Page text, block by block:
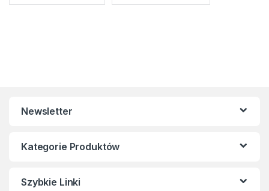
Newsletter
Kategorie Produktów
Szybkie Linki